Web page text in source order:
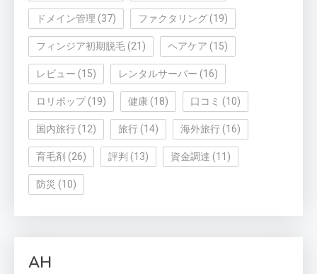
ドメイン管理 (37) ファクタリング (19)
フィンジア初期脱毛 (21) ヘアケア (15)
レビュー (15) レンタルサーバー (16)
ロリポップ(19) 健康 (18) 口コミ (10)
国内旅行 (12) 旅行 (14) 海外旅行 (16)
育毛剤 (26) 評判 (13) 資金調達 (11)
防災 (10)
AH